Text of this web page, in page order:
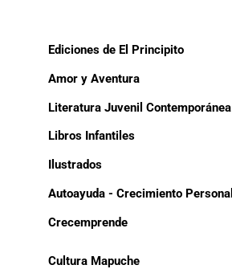
Ediciones de El Principito
Amor y Aventura
Literatura Juvenil Contemporánea
Libros Infantiles
Ilustrados
Autoayuda - Crecimiento Personal
Crecemprende
Cultura Mapuche